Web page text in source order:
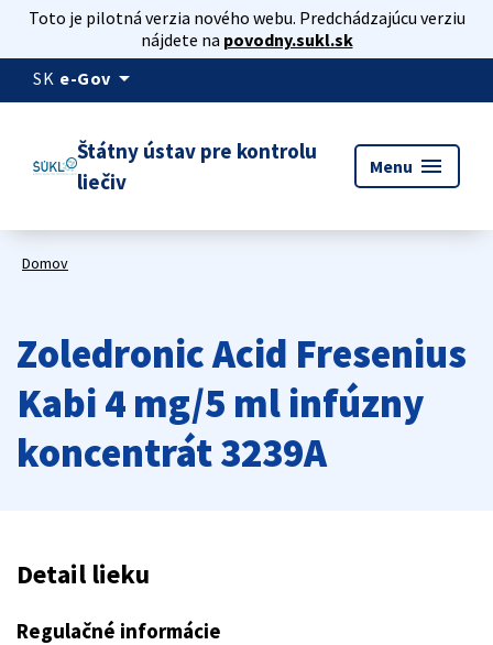
Toto je pilotná verzia nového webu. Predchádzajúcu verziu
nájdete na povodny.sukl.sk
SK e-Gov arrow_drop_down
Štátny ústav pre kontrolu
liečiv
Menu menu
Domov
Zoledronic Acid Fresenius
Kabi 4 mg/5 ml infúzny
koncentrát 3239A
Detail lieku
Regulačné informácie